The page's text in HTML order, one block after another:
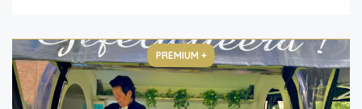
PREMIUM +